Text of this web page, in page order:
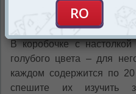
различные задания-
половинки.
В коробочке с
голубого цвета – для
каждом содержится по
спешите их изучить